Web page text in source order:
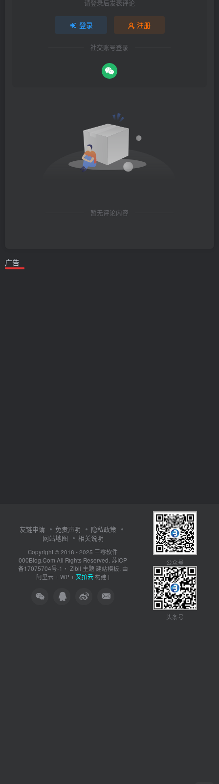
请登录后发表评论
登录 注册
社交账号登录
暂无评论内容
广告
友链申请 免责声明
隐私政策
网站地图
相关说明
Copyright © 2018 - 2025 三零软件
000Blog.Com All Rights Reserved. 苏ICP
备17075704号-1 ・ Zibll 主题建站模板. 由
阿里云 + WP + 又拍云构建 |
公众号
头条号